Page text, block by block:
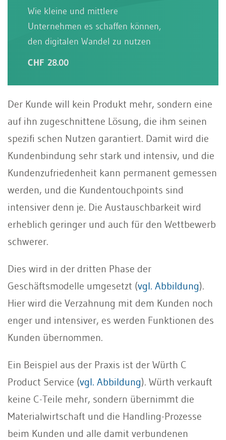
Wie kleine und mittlere
Unternehmen es schaffen können,
den digitalen Wandel zu nutzen
CHF 28.00
Der Kunde will kein Produkt mehr, sondern eine
auf ihn zugeschnittene Lösung, die ihm seinen
spezifi schen Nutzen garantiert. Damit wird die
Kundenbindung sehr stark und intensiv, und die
Kundenzufriedenheit kann permanent gemessen
werden, und die Kundentouchpoints sind
intensiver denn je. Die Austauschbarkeit wird
erheblich geringer und auch für den Wettbewerb
schwerer.
Dies wird in der dritten Phase der
Geschäftsmodelle umgesetzt (vgl. Abbildung).
Hier wird die Verzahnung mit dem Kunden noch
enger und intensiver, es werden Funktionen des
Kunden übernommen.
Ein Beispiel aus der Praxis ist der Würth C
Product Service (vgl. Abbildung). Würth verkauft
keine C-Teile mehr, sondern übernimmt die
Materialwirtschaft und die Handling-Prozesse
beim Kunden und alle damit verbundenen